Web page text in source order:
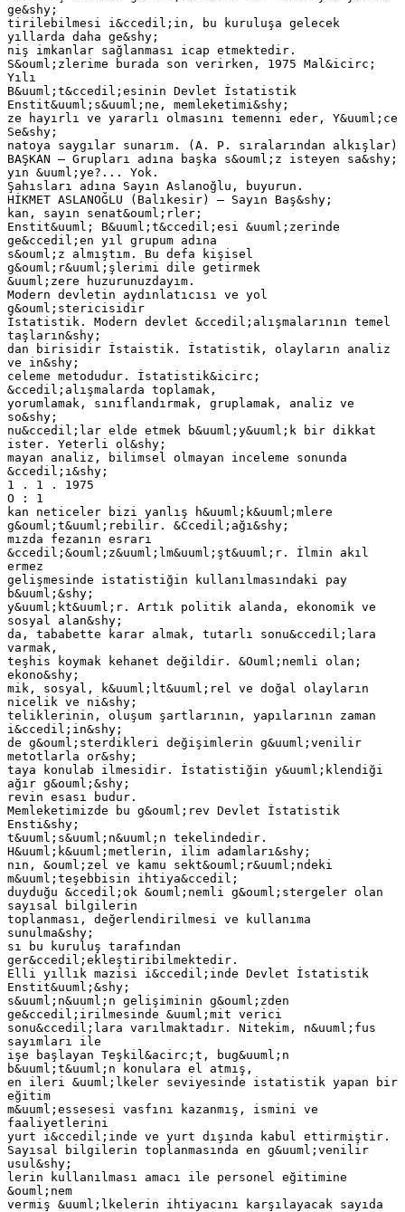
ge&shy;
tirilebilmesi i&ccedil;in, bu kuruluşa gelecek
yıllarda daha ge&shy;
niş imkanlar sağlanması icap etmektedir.
S&ouml;zlerime burada son verirken, 1975 Mal&icirc;
Yılı
B&uuml;t&ccedil;esinin Devlet İstatistik
Enstit&uuml;s&uuml;ne, memleketimi&shy;
ze hayırlı ve yararlı olmasını temenni eder, Y&uuml;ce
Se&shy;
natoya saygılar sunarım. (A. P. sıralarından alkışlar)
BAŞKAN — Grupları adına başka s&ouml;z isteyen sa&shy;
yın &uuml;ye?... Yok.
Şahısları adına Sayın Aslanoğlu, buyurun.
HİKMET ASLANOĞLU (Balıkesir) — Sayın Baş&shy;
kan, sayın senat&ouml;rler;
Enstit&uuml; B&uuml;t&ccedil;esi &uuml;zerinde
ge&ccedil;en yıl grupum adına
s&ouml;z almıştım. Bu defa kişisel
g&ouml;r&uuml;şlerimi dile getirmek
&uuml;zere huzurunuzdayım.
Modern devletin aydınlatıcısı ve yol
g&ouml;stericisidir
İstatistik. Modern devlet &ccedil;alışmalarının temel
taşların&shy;
dan birisidir İstaistik. İstatistik, olayların analiz
ve in&shy;
celeme metodudur. İstatistik&icirc;
&ccedil;alışmalarda toplamak,
yorumlamak, sınıflandırmak, gruplamak, analiz ve
so&shy;
nu&ccedil;lar elde etmek b&uuml;y&uuml;k bir dikkat
ister. Yeterli ol&shy;
mayan analiz, bilimsel olmayan inceleme sonunda
&ccedil;ı&shy;
1 . 1 . 1975
O : 1
kan neticeler bizi yanlış h&uuml;k&uuml;mlere
g&ouml;t&uuml;rebilir. &Ccedil;ağı&shy;
mızda fezanın esrarı
&ccedil;&ouml;z&uuml;lm&uuml;şt&uuml;r. İlmin akıl
ermez
gelişmesinde istatistiğin kullanılmasındaki pay
b&uuml;&shy;
y&uuml;kt&uuml;r. Artık politik alanda, ekonomik ve
sosyal alan&shy;
da, tababette karar almak, tutarlı sonu&ccedil;lara
varmak,
teşhis koymak kehanet değildir. &Ouml;nemli olan;
ekono&shy;
mik, sosyal, k&uuml;lt&uuml;rel ve doğal olayların
nicelik ve ni&shy;
teliklerinin, oluşum şartlarının, yapılarının zaman
i&ccedil;in&shy;
de g&ouml;sterdikleri değişimlerin g&uuml;venilir
metotlarla or&shy;
taya konulab ilmesidir. İstatistiğin y&uuml;klendiği
ağır g&ouml;&shy;
revin esası budur.
Memleketimizde bu g&ouml;rev Devlet İstatistik
Ensti&shy;
t&uuml;s&uuml;n&uuml;n tekelindedir.
H&uuml;k&uuml;metlerin, ilim adamları&shy;
nın, &ouml;zel ve kamu sekt&ouml;r&uuml;ndeki
m&uuml;teşebbisin ihtiya&ccedil;
duyduğu &ccedil;ok &ouml;nemli g&ouml;stergeler olan
sayısal bilgilerin
toplanması, değerlendirilmesi ve kullanıma
sunulma&shy;
sı bu kuruluş tarafından
ger&ccedil;ekleştiribilmektedir.
Elli yıllık mazisi i&ccedil;inde Devlet İstatistik
Enstit&uuml;&shy;
s&uuml;n&uuml;n gelişiminin g&ouml;zden
ge&ccedil;irilmesinde &uuml;mit verici
sonu&ccedil;lara varılmaktadır. Nitekim, n&uuml;fus
sayımları ile
işe başlayan Teşkil&acirc;t, bug&uuml;n
b&uuml;t&uuml;n konulara el atmış,
en ileri &uuml;lkeler seviyesinde istatistik yapan bir
eğitim
m&uuml;essesesi vasfını kazanmış, ismini ve
faaliyetlerini
yurt i&ccedil;inde ve yurt dışında kabul ettirmiştir.
Sayısal bilgilerin toplanmasında en g&uuml;venilir
usul&shy;
lerin kullanılması amacı ile personel eğitimine
&ouml;nem
vermiş &uuml;lkelerin ihtiyacını karşılayacak sayıda